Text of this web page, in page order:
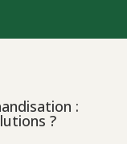
:
?